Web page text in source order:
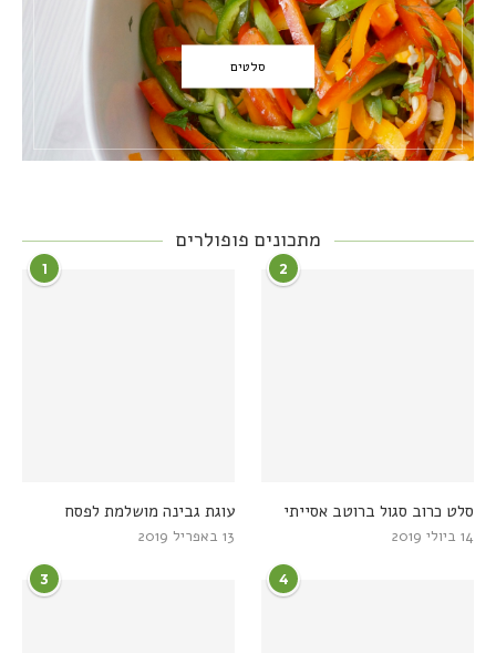
סלטים
מתכונים פופולרים
1
עוגת גבינה מושלמת לפסח
13 באפריל 2019
2
סלט כרוב סגול ברוטב אסייתי
14 ביולי 2019
3 4